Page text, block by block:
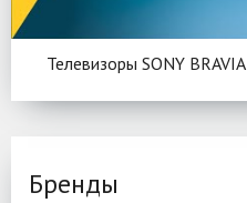
Телевизоры SONY BRAVIA
Бренды